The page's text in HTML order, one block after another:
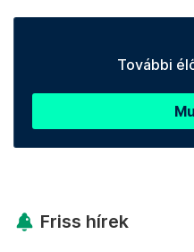
További
Friss hírek